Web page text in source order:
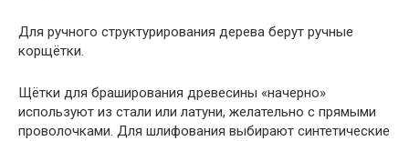
Для ручного структурирования дерева берут ручные
корщётки.
Щётки для браширования древесины «начерно»
используют из стали или латуни, желательно с прямыми
проволочками. Для шлифования выбирают синтетические